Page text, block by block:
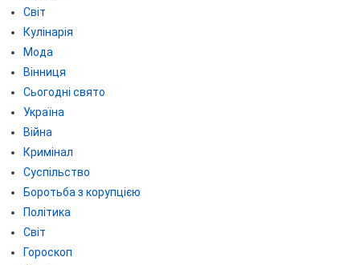
Світ
Кулінарія
Мода
Вінниця
Сьогодні свято
Україна
Війна
Кримінал
Суспільство
Боротьба з корупцією
Політика
Світ
Гороскоп